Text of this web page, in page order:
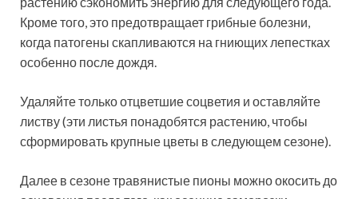
Кроме того, это предотвращает грибные болезни,
когда патогены скапливаются на гниющих лепестках
особенно после дождя.
Удаляйте только отцветшие соцветия и оставляйте
листву (эти листья понадобятся растению, чтобы
сформировать крупные цветы в следующем сезоне).
Далее в сезоне травянистые пионы можно окосить до